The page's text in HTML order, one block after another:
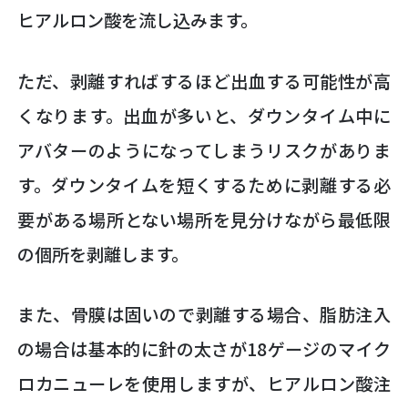
ヒアルロン酸を流し込みます。
ただ、剥離すればするほど出血する可能性が高
くなります。出血が多いと、ダウンタイム中に
アバターのようになってしまうリスクがありま
す。ダウンタイムを短くするために剥離する必
要がある場所とない場所を見分けながら最低限
の個所を剥離します。
また、骨膜は固いので剥離する場合、脂肪注入
の場合は基本的に針の太さが18ゲージのマイク
ロカニューレを使用しますが、ヒアルロン酸注